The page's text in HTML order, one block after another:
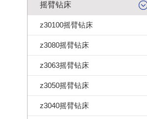
摇臂钻床
z30100摇臂钻床
z3080摇臂钻床
z3063摇臂钻床
z3050摇臂钻床
z3040摇臂钻床